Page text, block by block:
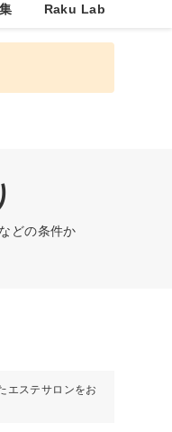
Raku Lab
どの条件か
エステサロンをお